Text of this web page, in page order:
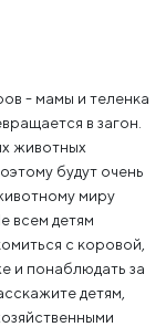
- мамы и теленка
в загон.
животных
будут очень
миру
всем детям
с коровой,
и понаблюдать за
детям,